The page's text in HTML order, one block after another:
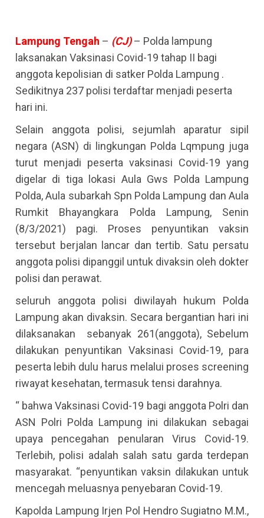
Lampung Tengah – (CJ)– Polda lampung
laksanakan Vaksinasi Covid-19 tahap II bagi
anggota kepolisian di satker Polda Lampung .
Sedikitnya 237 polisi terdaftar menjadi peserta
hari ini.
Selain anggota polisi, sejumlah aparatur sipil
negara (ASN) di lingkungan Polda Lqmpung juga
turut menjadi peserta vaksinasi Covid-19 yang
digelar di tiga lokasi Aula Gws Polda Lampung
Polda, Aula subarkah Spn Polda Lampung dan Aula
Rumkit Bhayangkara Polda Lampung, Senin
(8/3/2021) pagi. Proses penyuntikan vaksin
tersebut berjalan lancar dan tertib. Satu persatu
anggota polisi dipanggil untuk divaksin oleh dokter
polisi dan perawat.
seluruh anggota polisi diwilayah hukum Polda
Lampung akan divaksin. Secara bergantian hari ini
dilaksanakan sebanyak 261(anggota), Sebelum
dilakukan penyuntikan Vaksinasi Covid-19, para
peserta lebih dulu harus melalui proses screening
riwayat kesehatan, termasuk tensi darahnya.
“ bahwa Vaksinasi Covid-19 bagi anggota Polri dan
ASN Polri Polda Lampung ini dilakukan sebagai
upaya pencegahan penularan Virus Covid-19.
Terlebih, polisi adalah salah satu garda terdepan
masyarakat. “penyuntikan vaksin dilakukan untuk
mencegah meluasnya penyebaran Covid-19.
Kapolda Lampung Irjen Pol Hendro Sugiatno M.M.,